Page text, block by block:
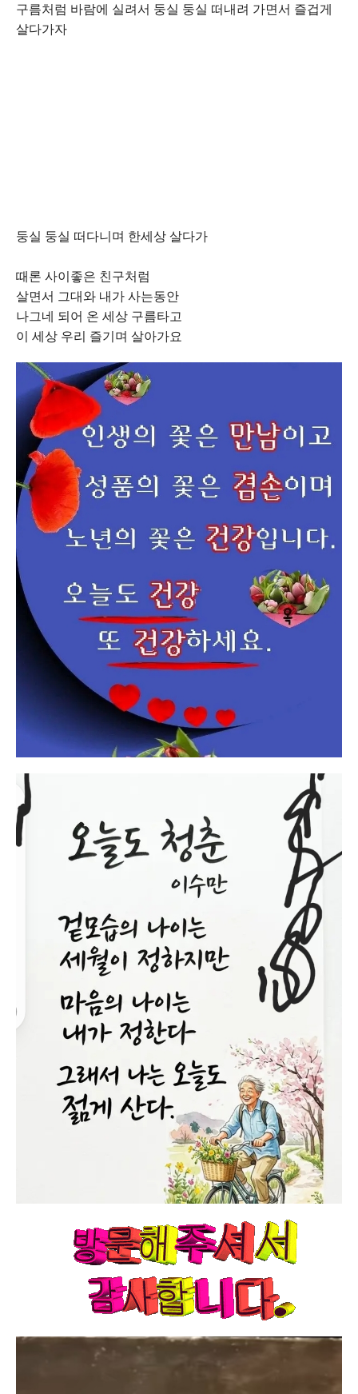
구름처럼 바람에 실려서 둥실 둥실 떠내려 가면서 즐겁게
살다가자
둥실 둥실 떠다니며 한세상 살다가
때론 사이좋은 친구처럼
살면서 그대와 내가 사는동안
나그네 되어 온 세상 구름타고
이 세상 우리 즐기며 살아가요